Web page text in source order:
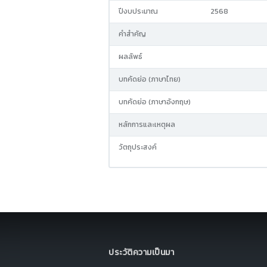
ปีงบประมาณ 2568
คำสำคัญ
ผลลัพธ์
บทคัดย่อ (ภาษาไทย)
บทคัดย่อ (ภาษาอังกฤษ)
หลักการและเหตุผล
วัตถุประสงค์
ประวัติความเป็นมา